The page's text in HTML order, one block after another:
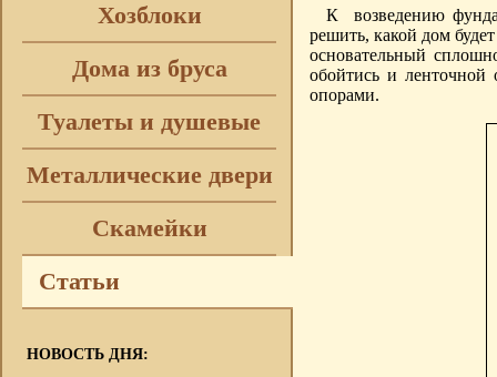
Хозблоки
Дома из бруса
Туалеты и душевые
Металлические двери
Скамейки
Статьи
НОВОСТЬ ДНЯ:
К возведению
решить, какой дом
основательный
обойтись и ленточной
опорами.